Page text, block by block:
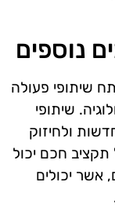
נוספים
שיתופי פעולה
שיתופי
ולחיזוק
תקציב חכם יכול
אשר יכולים